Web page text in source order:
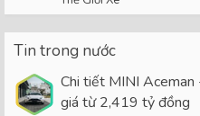
Tin trong nước
Chi tiết MINI Aceman
giá từ 2,419 tỷ đồng